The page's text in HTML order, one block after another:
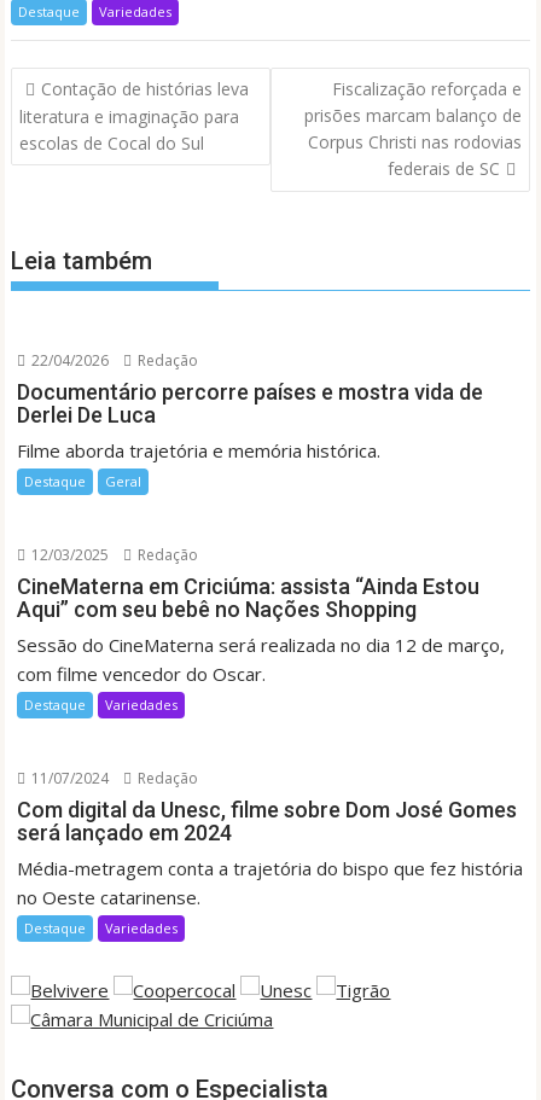
Destaque Variedades
Navegação
de
Post
Contação de histórias leva
literatura e imaginação para
escolas de Cocal do Sul
Fiscalização reforçada e
prisões marcam balanço de
Corpus Christi nas rodovias
federais de SC
Leia também
22/04/2026 Redação
Documentário percorre países e mostra vida de
Derlei De Luca
Filme aborda trajetória e memória histórica.
Destaque Geral
12/03/2025 Redação
CineMaterna em Criciúma: assista “Ainda Estou
Aqui” com seu bebê no Nações Shopping
Sessão do CineMaterna será realizada no dia 12 de março,
com filme vencedor do Oscar.
Destaque Variedades
11/07/2024 Redação
Com digital da Unesc, filme sobre Dom José Gomes
será lançado em 2024
Média-metragem conta a trajetória do bispo que fez história
no Oeste catarinense.
Destaque Variedades
Conversa com o Especialista